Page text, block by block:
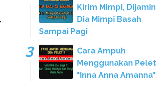
Kirim Mimpi, Dijamin
Dia Mimpi Basah
Sampai Pagi
Cara Ampuh
Menggunakan Pelet
"Inna Anna Amanna"